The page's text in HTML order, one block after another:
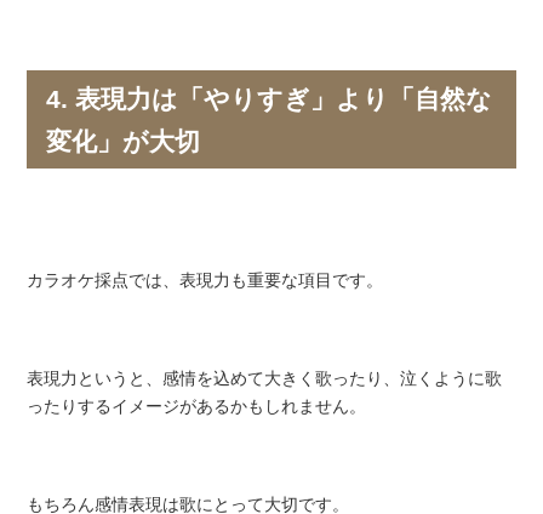
4. 表現力は「やりすぎ」より「自然な
変化」が大切
カラオケ採点では、表現力も重要な項目です。
表現力というと、感情を込めて大きく歌ったり、泣くように歌
ったりするイメージがあるかもしれません。
もちろん感情表現は歌にとって大切です。